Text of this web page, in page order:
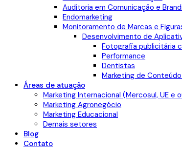
Auditoria em Comunicação e
Endomarketing
Monitoramento de Marcas e
Desenvolvimento de
Fotografia publicitária
Performance
Dentistas
Marketing de
Áreas de atuação
Marketing Internacional (Mercosul, UE e
Marketing Agronegócio
Marketing Educacional
Demais setores
Blog
Contato